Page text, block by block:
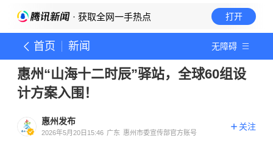
· 获取全网一手热点 打开
首页 新闻 无障碍
惠州“山海十二时辰”驿站，全球60组设
计方案入围！
惠州发布
2026年5月20日15:46 广东 惠州市委宣传部官方账号
关注